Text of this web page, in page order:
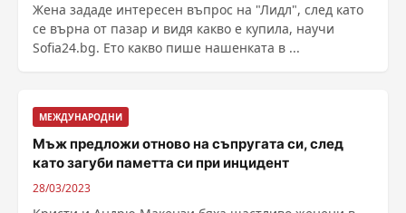
Жена зададе интересен въпрос на "Лидл", след като
се върна от пазар и видя какво е купила, научи
Sofia24.bg. Ето какво пише нашенката в ...
МЕЖДУНАРОДНИ
Мъж предложи отново на съпругата си, след
като загуби паметта си при инцидент
28/03/2023